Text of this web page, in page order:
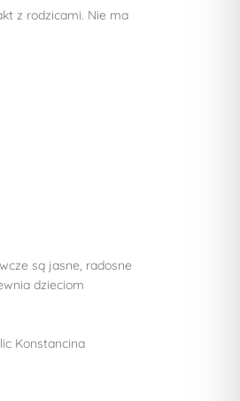
z rodzicami. Nie ma
są jasne, radosne
dzieciom
Konstancina